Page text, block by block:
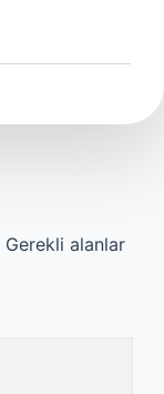
Gerekli alanlar